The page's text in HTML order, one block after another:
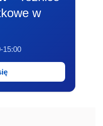
w
15:00